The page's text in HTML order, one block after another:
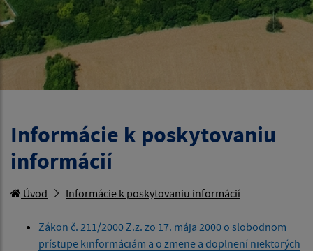
Informácie k poskytovaniu
informácií
Úvod Informácie k poskytovaniu informácií
Zákon č. 211/2000 Z.z. zo 17. mája 2000 o slobodnom
prístupe kinformáciám a o zmene a doplnení niektorých